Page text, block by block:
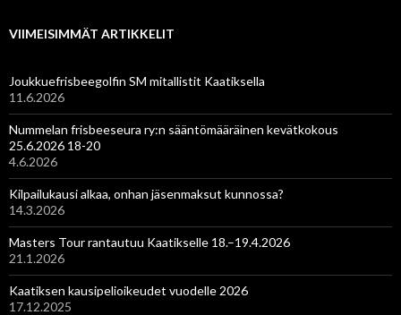
VIIMEISIMMÄT ARTIKKELIT
Joukkuefrisbeegolfin SM mitallistit Kaatiksella
11.6.2026
Nummelan frisbeeseura ry:n sääntömääräinen kevätkokous
25.6.2026 18-20
4.6.2026
Kilpailukausi alkaa, onhan jäsenmaksut kunnossa?
14.3.2026
Masters Tour rantautuu Kaatikselle 18.–19.4.2026
21.1.2026
Kaatiksen kausipelioikeudet vuodelle 2026
17.12.2025